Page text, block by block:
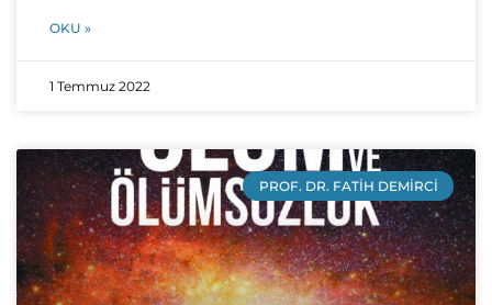
OKU »
1 Temmuz 2022
PROF. DR. FATIH DEMIRCI